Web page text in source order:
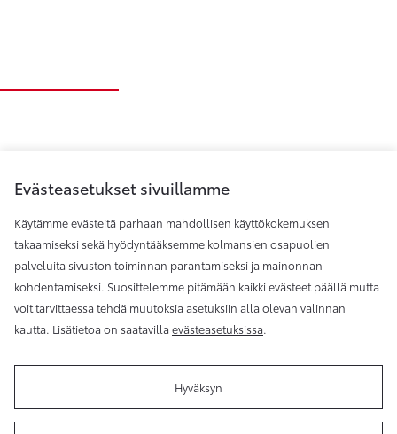
Toyota Helsinki
Käyttöehdot Evästeasetukset Reklamaatio Tilaa
Evästeasetukset sivuillamme
Käytämme evästeitä parhaan mahdollisen käyttökokemuksen
takaamiseksi sekä hyödyntääksemme kolmansien osapuolien
palveluita sivuston toiminnan parantamiseksi ja mainonnan
kohdentamiseksi. Suosittelemme pitämään kaikki evästeet päällä mutta
voit tarvittaessa tehdä muutoksia asetuksiin alla olevan valinnan
kautta. Lisätietoa on saatavilla evästeasetuksissa.
Hyväksyn